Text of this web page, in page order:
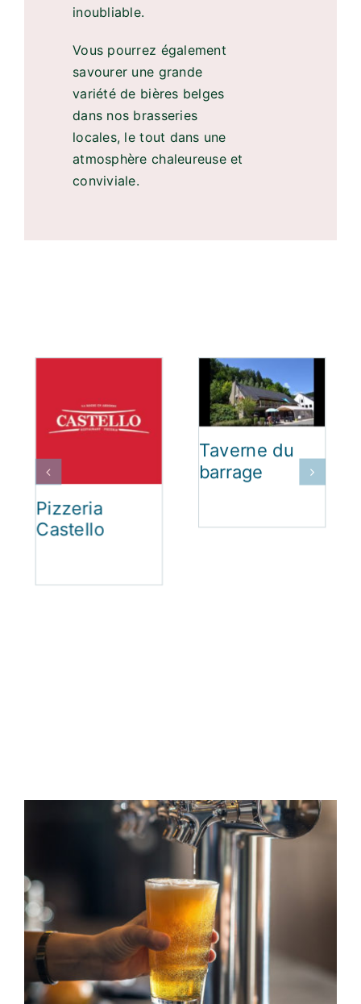
inoubliable.
Vous pourrez également
savourer une grande
variété de bières belges
dans nos brasseries
locales, le tout dans une
atmosphère chaleureuse et
conviviale.
Pizzeria
Castello
Taverne du
barrage